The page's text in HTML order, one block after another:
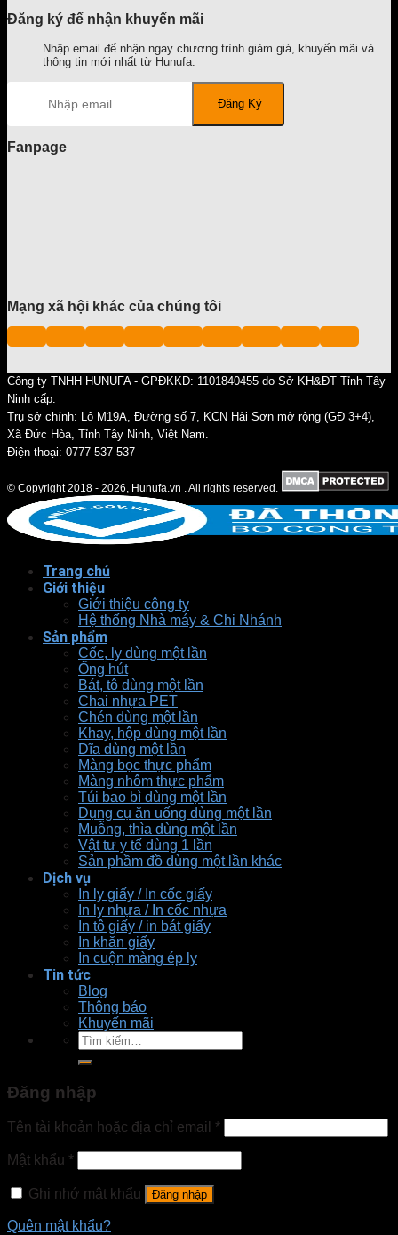
Đăng ký để nhận khuyến mãi
Nhập email để nhận ngay chương trình giảm giá, khuyến mãi và
thông tin mới nhất từ Hunufa.
Fanpage
Mạng xã hội khác của chúng tôi
Công ty TNHH HUNUFA - GPĐKKD: 1101840455 do Sở KH&ĐT Tỉnh Tây
Ninh cấp.
Trụ sở chính: Lô M19A, Đường số 7, KCN Hải Sơn mở rộng (GĐ 3+4),
Xã Đức Hòa, Tỉnh Tây Ninh, Việt Nam.
Điện thoại: 0777 537 537
© Copyright 2018 - 2026, Hunufa.vn . All rights reserved.
Trang chủ
Giới thiệu
Giới thiệu công ty
Hệ thống Nhà máy & Chi Nhánh
Sản phẩm
Cốc, ly dùng một lần
Ống hút
Bát, tô dùng một lần
Chai nhựa PET
Chén dùng một lần
Khay, hộp dùng một lần
Dĩa dùng một lần
Màng bọc thực phẩm
Màng nhôm thực phẩm
Túi bao bì dùng một lần
Dụng cụ ăn uống dùng một lần
Muỗng, thìa dùng một lần
Vật tư y tế dùng 1 lần
Sản phầm đồ dùng một lần khác
Dịch vụ
In ly giấy / In cốc giấy
In ly nhựa / In cốc nhựa
In tô giấy / in bát giấy
In khăn giấy
In cuộn màng ép ly
Tin tức
Blog
Thông báo
Khuyến mãi
Tìm
kiếm:
Đăng nhập
Tên tài khoản hoặc địa chỉ email *
Mật khẩu *
Ghi nhớ mật khẩu Đăng nhập
Quên mật khẩu?